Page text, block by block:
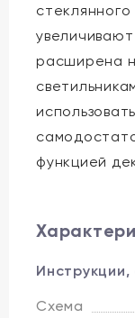
расширена
функцией
Схема